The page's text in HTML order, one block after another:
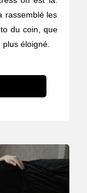
rassemblé les
du coin, que
éloigné.